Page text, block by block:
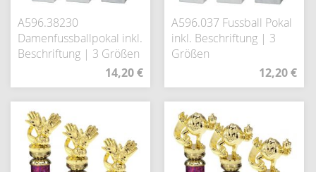
A596.38230
Damenfussballpokal inkl.
Beschriftung | 3 Größen
14,20 €
A596.037 Fussball Pokal
inkl. Beschriftung | 3
Größen
12,20 €